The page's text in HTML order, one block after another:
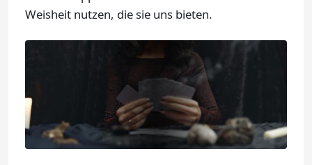
Weisheit nutzen, die sie uns bieten.